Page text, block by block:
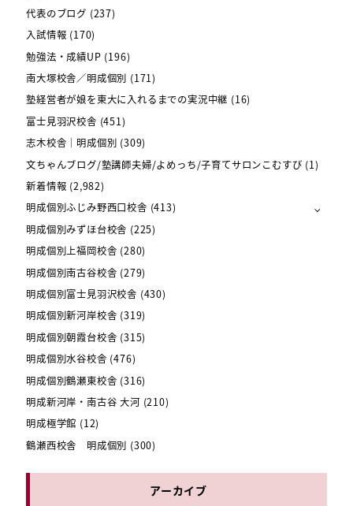
代表のブログ (237)
入試情報 (170)
勉強法・成績UP (196)
南大塚校舎／明成個別 (171)
塾経営者が娘を東大に入れるまでの実況中継 (16)
富士見羽沢校舎 (451)
志木校舎｜明成個別 (309)
文ちゃんブログ/塾講師夫婦/よめっち/子育てサロンこむすび (1)
新着情報 (2,982)
明成個別ふじみ野西口校舎 (413)
明成個別みずほ台校舎 (225)
明成個別上福岡校舎 (280)
明成個別南古谷校舎 (279)
明成個別富士見羽沢校舎 (430)
明成個別新河岸校舎 (319)
明成個別朝霞台校舎 (315)
明成個別水谷校舎 (476)
明成個別鶴瀬東校舎 (316)
明成新河岸・南古谷 大河 (210)
明成極学館 (12)
鶴瀬西校舎 明成個別 (300)
アーカイブ